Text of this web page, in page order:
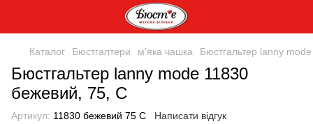
Каталог Бюстгалтери м'яка чашка Бюстгальтер lanny
Бюстгальтер lanny mode 11830
бежевий, 75, C
Артикул: 11830 бежевий 75 С Написати відгук